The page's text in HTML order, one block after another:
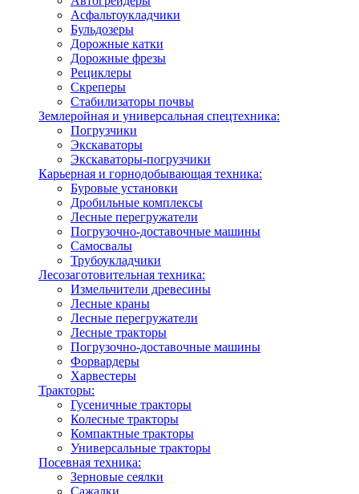
Асфальтоукладчики
Бульдозеры
Дорожные катки
Дорожные фрезы
Рециклеры
Скреперы
Стабилизаторы почвы
Землеройная и универсальная спецтехника:
Погрузчики
Экскаваторы
Экскаваторы-погрузчики
Карьерная и горнодобывающая техника:
Буровые установки
Дробильные комплексы
Лесные перегружатели
Погрузочно-доставочные машины
Самосвалы
Трубоукладчики
Лесозаготовительная техника:
Измельчители древесины
Лесные краны
Лесные перегружатели
Лесные тракторы
Погрузочно-доставочные машины
Форвардеры
Харвестеры
Тракторы:
Гусеничные тракторы
Колесные тракторы
Компактные тракторы
Универсальные тракторы
Посевная техника:
Зерновые сеялки
Сажалки